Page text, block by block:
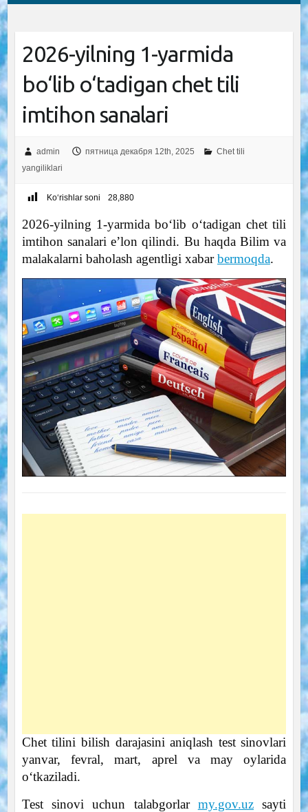
2026-yilning 1-yarmida
bo‘lib o‘tadigan chet tili
imtihon sanalari
admin пятница декабря 12th, 2025
Chet tili
yangiliklari
Ko‘rishlar soni 28,880
2026-yilning 1-yarmida bo‘lib o‘tadigan chet tili
imtihon sanalari e’lon qilindi. Bu haqda Bilim va
malakalarni baholash agentligi xabarbermoqda.
Chet tilini bilish darajasini aniqlash test sinovlari
yanvar, fevral, mart, aprel va may oylarida
o‘tkaziladi.
Test sinovi uchun talabgorlar my.gov.uzsayti